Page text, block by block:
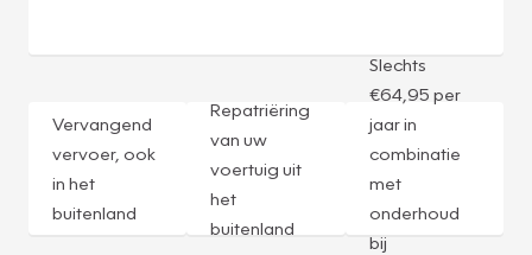
Vervangend
vervoer, ook
in het
buitenland
Repatriëring
van uw
voertuig uit
het
buitenland
Slechts
€64,95 per
jaar in
combinatie
met
onderhoud
bij